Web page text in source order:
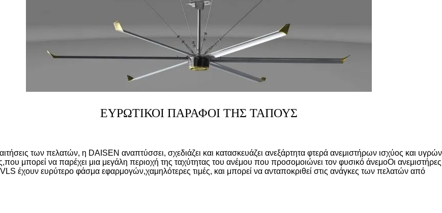
ΕΥΡΩΤΙΚΟΙ ΠΑΡΑΦΟΙ ΤΗΣ ΤΑΠΟΥΣ
των πελατών, η DAISEN αναπτύσσει, σχεδιάζει και κατασκευάζει ανεξάρτητα φτερά ανεμιστήρων ισχύος και
μπορεί να παρέχει μια μεγάλη περιοχή της ταχύτητας του ανέμου που προσομοιώνει τον φυσικό άνεμοΟι ανεμιστήρες
έχουν ευρύτερο φάσμα εφαρμογών,χαμηλότερες τιμές, και μπορεί να ανταποκριθεί στις ανάγκες των πελατών από